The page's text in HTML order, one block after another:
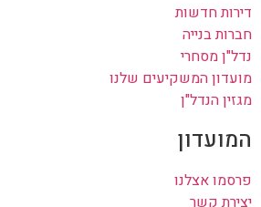
דירות חדשות
חברות בנייה
נדל"ן מסחרי
מועדון המשקיעים שלנו
מגזין הנדל"ן
המועדון
פרסמו אצלנו
יצירת קשר